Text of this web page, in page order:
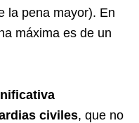
la pena mayor). En
máxima es de un
civiles, que no